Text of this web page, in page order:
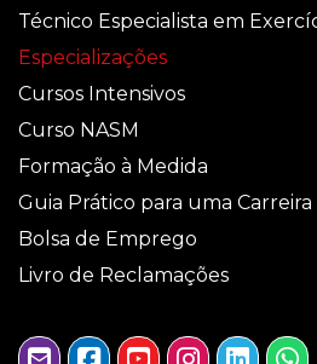
Técnico Especialista em
Especializações
Cursos Intensivos
Curso NASM
Formação à Medida
Guia Prático para uma Carreira
Bolsa de Emprego
Livro de Reclamações